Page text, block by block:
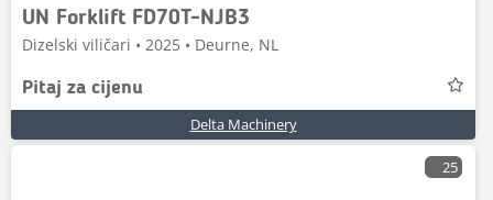
UN Forklift FD70T-NJB3
Dizelski viličari • 2025 • Deurne, NL
Pitaj za cijenu
Delta Machinery
25